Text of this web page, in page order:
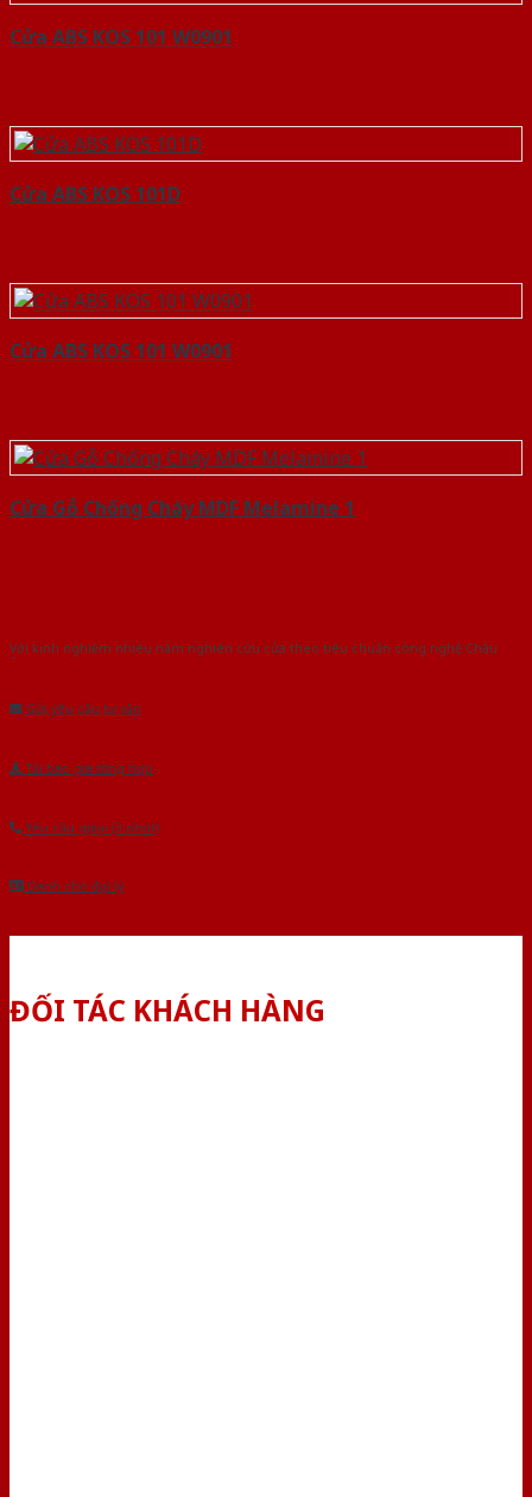
Cửa ABS KOS 101 W0901
Cửa ABS KOS 101D
Cửa ABS KOS 101 W0901
Cửa Gỗ Chống Cháy MDF Melamine 1
Với kinh nghiệm nhiêu năm nghiên cứu cửa theo tiêu chuẩn công nghệ Châu
Gửi yêu cầu tư vấn
Tải báo giá tổng hợp
Yêu cầu gọi lại (3 phút)
Dành cho đại lý
ĐỐI TÁC KHÁCH HÀNG